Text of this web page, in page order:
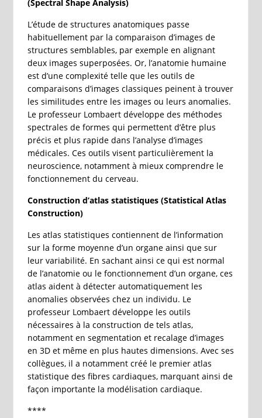
(Spectral Shape Analysis)
L’étude de structures anatomiques passe
habituellement par la comparaison d’images de
structures semblables, par exemple en alignant
deux images superposées. Or, l’anatomie humaine
est d’une complexité telle que les outils de
comparaisons d’images classiques peinent à trouver
les similitudes entre les images ou leurs anomalies.
Le professeur Lombaert développe des méthodes
spectrales de formes qui permettent d’être plus
précis et plus rapide dans l’analyse d’images
médicales. Ces outils visent particulièrement la
neuroscience, notamment à mieux comprendre le
fonctionnement du cerveau.
Construction d’atlas statistiques (Statistical Atlas
Construction)
Les atlas statistiques contiennent de l’information
sur la forme moyenne d’un organe ainsi que sur
leur variabilité. En sachant ainsi ce qui est normal
de l’anatomie ou le fonctionnement d’un organe, ces
atlas aident à détecter automatiquement les
anomalies observées chez un individu. Le
professeur Lombaert développe les outils
nécessaires à la construction de tels atlas,
notamment en segmentation et recalage d’images
en 3D et même en plus hautes dimensions. Avec ses
collègues, il a notamment créé le premier atlas
statistique des fibres cardiaques, marquant ainsi de
façon importante la modélisation cardiaque.
****